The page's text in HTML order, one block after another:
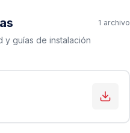
1 archivo
y guías de instalación